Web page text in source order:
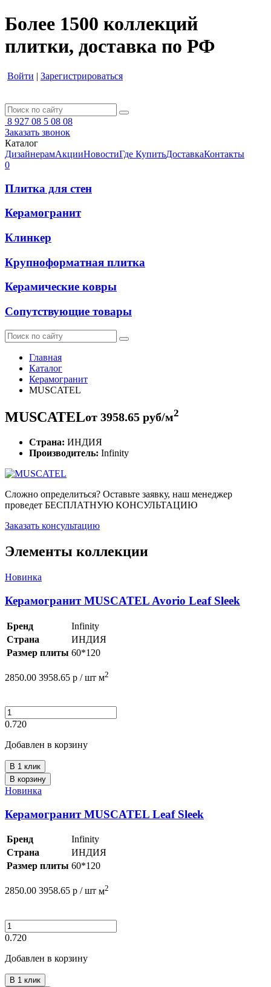
Более 1500 коллекций
плитки, доставка по РФ
Войти | Зарегистрироваться
8 927 08 5 08 08
Заказать звонок
Каталог
ДизайнерамАкцииНовостиГде КупитьДоставкаКонтакты
0
Плитка для стен
Керамогранит
Клинкер
Крупноформатная плитка
Керамические ковры
Сопутствующие товары
Главная
Каталог
Керамогранит
MUSCATEL
MUSCATELот 3958.65 руб/м2
Страна: ИНДИЯ
Производитель: Infinity
Сложно определиться? Оставьте заявку, наш менеджер
проведет БЕСПЛАТНУЮ КОНСУЛЬТАЦИЮ
Заказать консультацию
Элементы коллекции
Новинка
Керамогранит MUSCATEL Avorio Leaf Sleek
Бренд
Infinity
Страна
ИНДИЯ
Размер плиты 60*120
2850.00 3958.65 р / шт м2
0.720
Добавлен в корзину
В 1 клик
В корзину
Новинка
Керамогранит MUSCATEL Leaf Sleek
Бренд
Infinity
Страна
ИНДИЯ
Размер плиты 60*120
2850.00 3958.65 р / шт м2
0.720
Добавлен в корзину
В 1 клик